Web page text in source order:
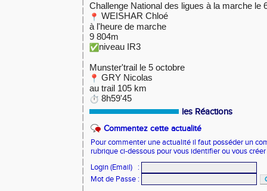
Challenge National des ligues à la marche le
WEISHAR Chloé
à l'heure de marche
9 804m
niveau IR3
Munster'trail le 5 octobre
GRY Nicolas
au trail 105 km
8h59'45
les Réactions
Commentez cette actualité
Pour commenter une actualité il faut posséder un
rubrique ci-dessous pour vous identifier ou vous
Login (Email)
:
Mot de Passe :